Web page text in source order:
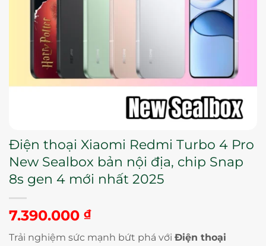
Điện thoại Xiaomi Redmi Turbo 4 Pro
New Sealbox bản nội địa, chip Snap
8s gen 4 mới nhất 2025
7.390.000 ₫
Trải nghiệm sức mạnh bứt phá với Điện thoại